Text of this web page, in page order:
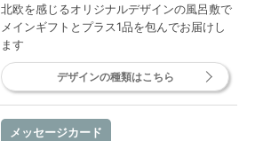
北欧を感じるオリジナルデザインの風呂敷で
メインギフトとプラス1品を包んでお届けし
ます
デザインの種類はこちら
メッセージカード